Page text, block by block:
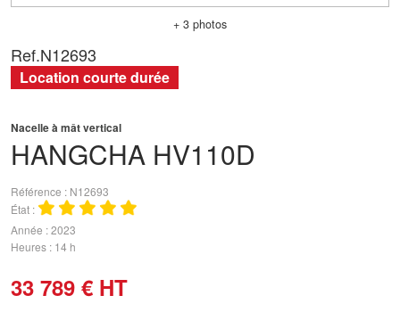
+ 3 photos
HANGCHA HV110D
Nacelle à mât vertical
Référence
N12693
État
Année 2023
Heures 14 h
33 789 € HT
Ref.N12693
Location courte durée